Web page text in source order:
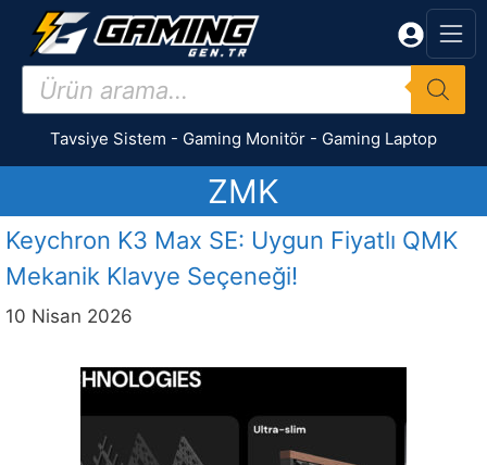
İçeriğe
Products
search
Tavsiye Sistem - Gaming Monitör - Gaming Laptop
ZMK
Keychron K3 Max SE: Uygun Fiyatlı QMK
Mekanik Klavye Seçeneği!
10 Nisan 2026